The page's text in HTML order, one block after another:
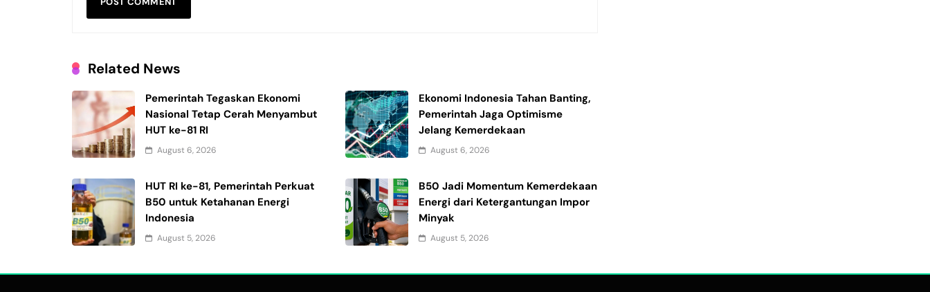
Related News
Pemerintah Tegaskan Ekonomi
Nasional Tetap Cerah Menyambut
HUT ke-81 RI
August 6, 2026
Ekonomi Indonesia Tahan Banting,
Pemerintah Jaga Optimisme
Jelang Kemerdekaan
August 6, 2026
HUT RI ke-81, Pemerintah Perkuat
B50 untuk Ketahanan Energi
Indonesia
August 5, 2026
B50 Jadi Momentum Kemerdekaan
Energi dari Ketergantungan Impor
Minyak
August 5, 2026